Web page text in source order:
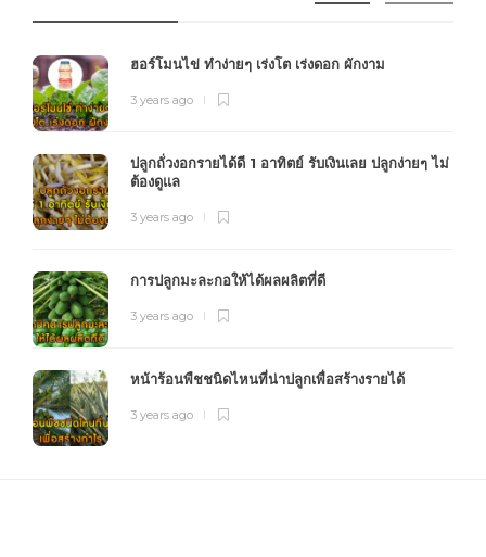
ฮอร์โมนไข่ ทำง่ายๆ เร่งโต เร่งดอก ผักงาม
3 years ago
ปลูกถั่วงอกรายได้ดี 1 อาทิตย์ รับเงินเลย ปลูกง่ายๆ ไม่
ต้องดูแล
3 years ago
การปลูกมะละกอให้ได้ผลผลิตที่ดี
3 years ago
หน้าร้อนพืชชนิดไหนที่น่าปลูกเพื่อสร้างรายได้
3 years ago